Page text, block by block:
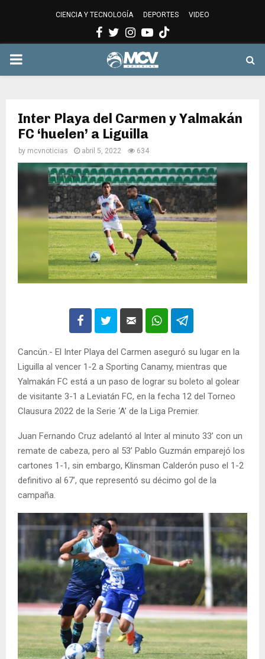
CIENCIA Y TECNOLOGÍA DEPORTES VIDEO
Facebook
Twitter
Instagram
Youtube
PRIMARY
Inter Playa del Carmen y Yalmakán
FC ‘huelen’ a Liguilla
by mcvnoticias abril 5, 2022 634
Cancún.- El Inter Playa del Carmen aseguró su lugar en la
Liguilla al vencer 1-2 a Sporting Canamy, mientras que
Yalmakán FC está a un paso de lograr su boleto al golear
de visitante 3-1 a Leviatán FC, en la fecha 12 del Torneo
Clausura 2022 de la Serie ‘A’ de la Liga Premier.
Juan Fernando Cruz adelantó al Inter al minuto 33’ con un
remate de cabeza, pero al 53’ Pablo Guzmán emparejó los
cartones 1-1, sin embargo, Klinsman Calderón puso el 1-2
definitivo al 67’, que representó su décimo gol de la
campaña.